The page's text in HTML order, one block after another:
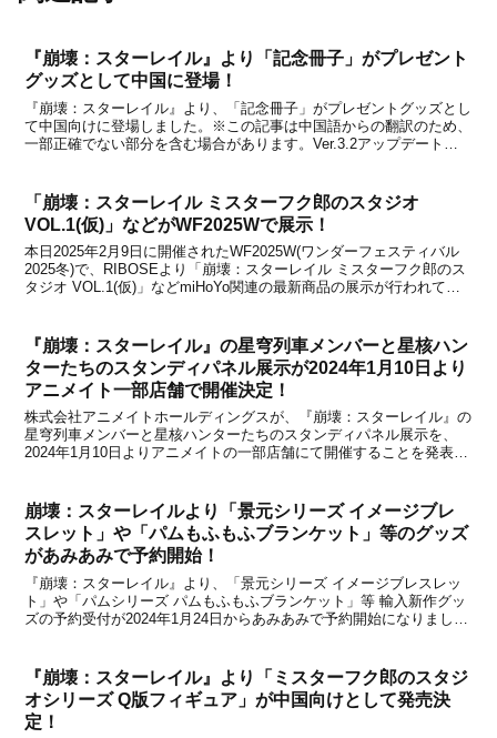
『崩壊：スターレイル』より「記念冊子」がプレゼント
グッズとして中国に登場！
『崩壊：スターレイル』より、「記念冊子」がプレゼントグッズとし
て中国向けに登場しました。※この記事は中国語からの翻訳のため、
一部正確でない部分を含む場合があります。Ver.3.2アップデート後
「崩壊：スターレイル ミスターフク郎のスタジオ
VOL.1(仮)」などがWF2025Wで展示！
本日2025年2月9日に開催されたWF2025W(ワンダーフェスティバル
2025冬)で、RIBOSEより「崩壊：スターレイル ミスターフク郎のス
タジオ VOL.1(仮)」などmiHoYo関連の最新商品の展示が行われてい
『崩壊：スターレイル』の星穹列車メンバーと星核ハン
ターたちのスタンディパネル展示が2024年1月10日より
アニメイト一部店舗で開催決定！
株式会社アニメイトホールディングスが、『崩壊：スターレイル』の
星穹列車メンバーと星核ハンターたちのスタンディパネル展示を、
2024年1月10日よりアニメイトの一部店舗にて開催することを発表し
崩壊：スターレイルより「景元シリーズ イメージブレ
スレット」や「パムもふもふブランケット」等のグッズ
があみあみで予約開始！
『崩壊：スターレイル』より、「景元シリーズ イメージブレスレッ
ト」や「パムシリーズ パムもふもふブランケット」等 輸入新作グッ
ズの予約受付が2024年1月24日からあみあみで予約開始になりまし
『崩壊：スターレイル』より「ミスターフク郎のスタジ
オシリーズ Q版フィギュア」が中国向けとして発売決
定！